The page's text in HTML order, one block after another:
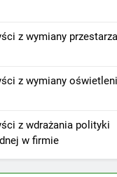
z wymiany
z wymiany
z wdrażania polityki
w firmie